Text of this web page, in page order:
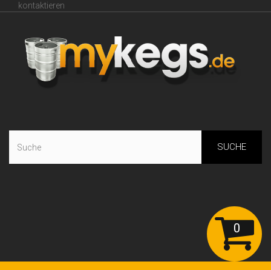
kontaktieren
SUCHE
0